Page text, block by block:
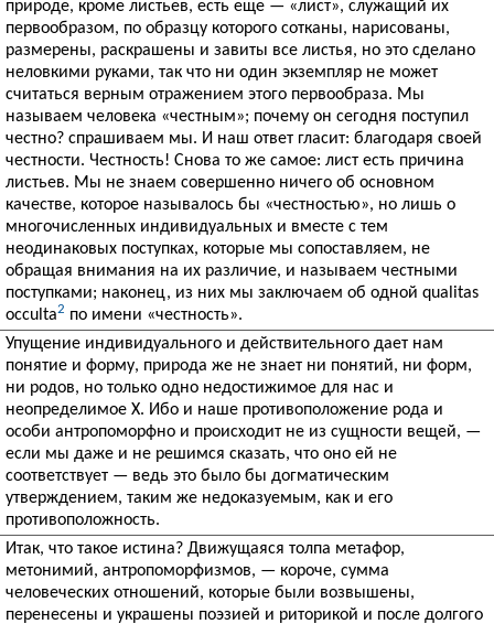
природе, кроме листьев, есть еще — «лист», служащий их
первообразом, по образцу которого сотканы, нарисованы,
размерены, раскрашены и завиты все листья, но это сделано
неловкими руками, так что ни один экземпляр не может
считаться верным отражением этого первообраза. Мы
называем человека «честным»; почему он сегодня поступил
честно? спрашиваем мы. И наш ответ гласит: благодаря своей
честности. Честность! Снова то же самое: лист есть причина
листьев. Мы не знаем совершенно ничего об основном
качестве, которое называлось бы «честностью», но лишь о
многочисленных индивидуальных и вместе с тем
неодинаковых поступках, которые мы сопоставляем, не
обращая внимания на их различие, и называем честными
поступками; наконец, из них мы заключаем об одной qualitas
occulta2 по имени «честность».
Упущение индивидуального и действительного дает нам
понятие и форму, природа же не знает ни понятий, ни форм,
ни родов, но только одно недостижимое для нас и
неопределимое X. Ибо и наше противоположение рода и
особи антропоморфно и происходит не из сущности вещей, —
если мы даже и не решимся сказать, что оно ей не
соответствует — ведь это было бы догматическим
утверждением, таким же недоказуемым, как и его
противоположность.
Итак, что такое истина? Движущаяся толпа метафор,
метонимий, антропоморфизмов, — короче, сумма
человеческих отношений, которые были возвышены,
перенесены и украшены поэзией и риторикой и после долгого